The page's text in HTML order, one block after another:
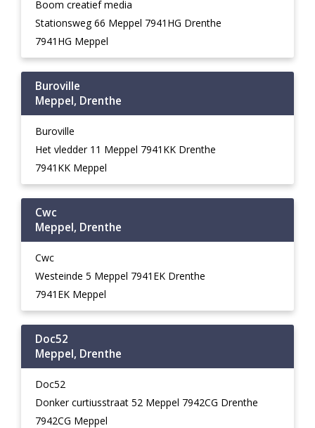
Boom creatief media
Stationsweg 66 Meppel 7941HG Drenthe
7941HG Meppel
Buroville
Meppel, Drenthe
Buroville
Het vledder 11 Meppel 7941KK Drenthe
7941KK Meppel
Cwc
Meppel, Drenthe
Cwc
Westeinde 5 Meppel 7941EK Drenthe
7941EK Meppel
Doc52
Meppel, Drenthe
Doc52
Donker curtiusstraat 52 Meppel 7942CG Drenthe
7942CG Meppel